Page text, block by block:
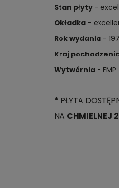
Stan płyty-
Okładka-
Rok wydania-
Kraj
Wytwórnia- FMP
* PŁYTA
NA CHMIELNEJ